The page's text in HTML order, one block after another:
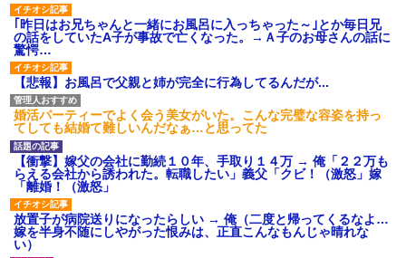
｢昨日はお兄ちゃんと一緒にお風呂に入っちゃった～｣とか毎日兄
の話をしていたA子が事故で亡くなった。→Ａ子のお母さんの話に
驚愕…
【悲報】お風呂で父親と姉が完全に行為してるんだが...
婚活パーティーでよく会う美女がいた。こんな完璧な容姿を持っ
てしても結婚て難しいんだなぁ…と思ってた
【衝撃】嫁父の会社に勤続１０年、手取り１４万 → 俺「２２万も
らえる会社から誘われた。転職したい」義父「クビ！（激怒」嫁
「離婚！（激怒」
放置子が病院送りになったらしい → 俺（二度と帰ってくるなよ…
嫁を半身不随にしやがった恨みは、正直こんなもんじゃ晴れな
い）